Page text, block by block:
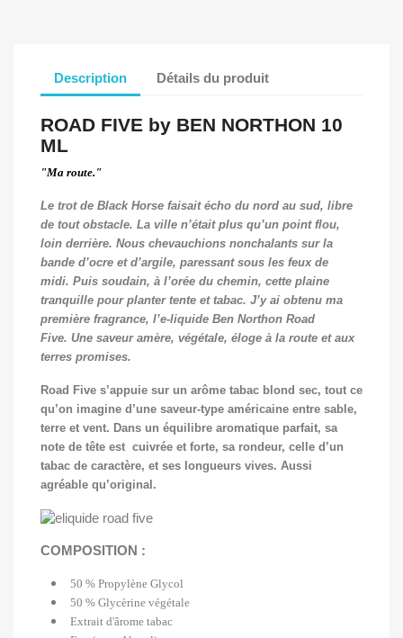
Description Détails du produit
ROAD FIVE by BEN NORTHON 10
ML
"Ma route."
Le trot de Black Horse faisait écho du nord au sud, libre
de tout obstacle. La ville n’était plus qu’un point flou,
loin derrière. Nous chevauchions nonchalants sur la
bande d’ocre et d’argile, paressant sous les feux de
midi. Puis soudain, à l’orée du chemin, cette plaine
tranquille pour planter tente et tabac. J’y ai obtenu ma
première fragrance, l’e-liquide Ben Northon Road
Five. Une saveur amère, végétale, éloge à la route et aux
terres promises.
Road Five s’appuie sur un arôme tabac blond sec, tout ce
qu’on imagine d’une saveur-type américaine entre sable,
terre et vent. Dans un équilibre aromatique parfait, sa
note de tête est cuivrée et forte, sa rondeur, celle d’un
tabac de caractère, et ses longueurs vives. Aussi
agréable qu’original.
COMPOSITION :
50 % Propylène Glycol
50 % Glycèrine végétale
Extrait d'ârome tabac